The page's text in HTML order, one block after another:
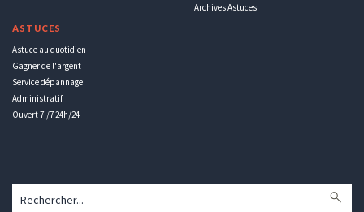
ASTUCES
Astuce au quotidien
Gagner de l'argent
Service dépannage
Administratif
Ouvert 7j/7 24h/24
Archives Astuces